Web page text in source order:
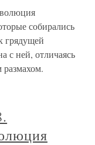
собирались
грядущей
с ней, отличаясь